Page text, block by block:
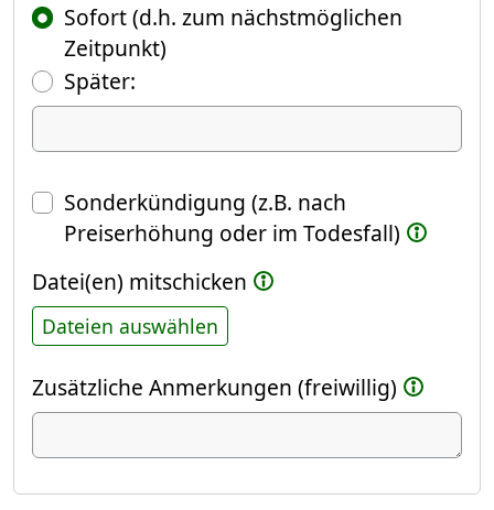
Sofort (d.h. zum nächstmöglichen
Zeitpunkt)
Später:(Fokus springt automatisch ins
Datum
Sonderkündigung (z.B. nach
Preiserhöhung oder im Todesfall)
Datei(en) mitschicken
Dateien auswählen
Zusätzliche Anmerkungen (freiwillig)